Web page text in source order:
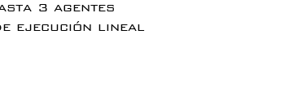
3 agentes
ejecución lineal